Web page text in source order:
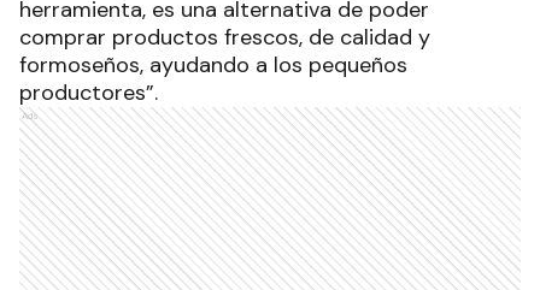
herramienta, es una alternativa de poder
comprar productos frescos, de calidad y
formoseños, ayudando a los pequeños
productores”.
Ads